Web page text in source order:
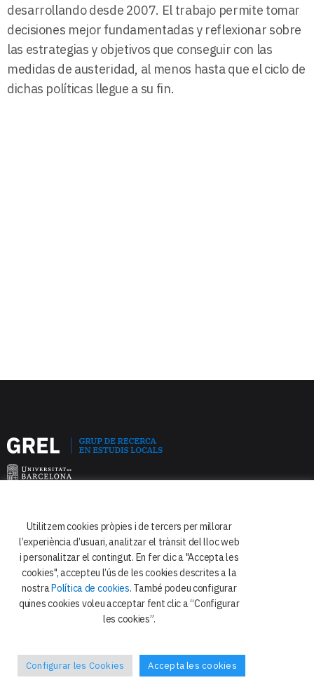
desarrollando desde 2007. El trabajo permite tomar
decisiones mejor fundamentadas y reflexionar sobre
las estrategias y objetivos que conseguir con las
medidas de austeridad, al menos hasta que el ciclo de
dichas políticas llegue a su fin.
Facultat de Dret
Departament de Dret Constitucional
i Ciència Política
Avda. Diagonal 684
08034 Barcelona
Utilitzem cookies pròpies i de tercers per millorar
l’experiència d’usuari, analitzar el trànsit del lloc web
i personalitzar el contingut. En fer clic a "Accepta les
cookies", accepteu l’ús de les cookies descrites a la
nostraPolítica de cookies. També podeu configurar
quines cookies voleu acceptar fent clic a “Configurar
les cookies”.
Configurar les Cookies Accepta les cookies